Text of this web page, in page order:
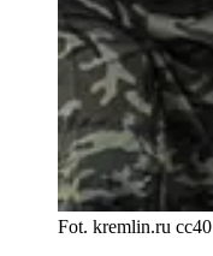
Fot. kremlin.ru cc40